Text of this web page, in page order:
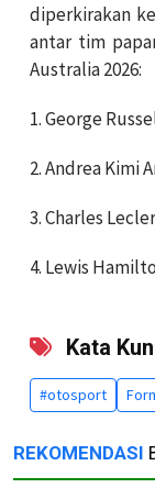
diperkirakan
antar tim
Australia 2026:
1. George
2. Andrea Kimi
3. Charles
4. Lewis
Kata
#otosport
REKOMENDASI